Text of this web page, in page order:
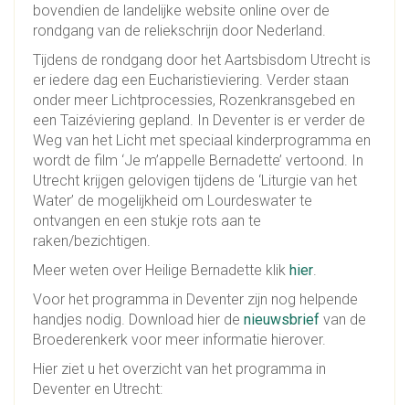
bovendien de landelijke website online over de
rondgang van de reliekschrijn door Nederland.
Tijdens de rondgang door het Aartsbisdom Utrecht is
er iedere dag een Eucharistieviering. Verder staan
onder meer Lichtprocessies, Rozenkransgebed en
een Taizéviering gepland. In Deventer is er verder de
Weg van het Licht met speciaal kinderprogramma en
wordt de film ‘Je m’appelle Bernadette’ vertoond. In
Utrecht krijgen gelovigen tijdens de ‘Liturgie van het
Water’ de mogelijkheid om Lourdeswater te
ontvangen en een stukje rots aan te
raken/bezichtigen.
Meer weten over Heilige Bernadette klik hier.
Voor het programma in Deventer zijn nog helpende
handjes nodig. Download hier de nieuwsbrief van de
Broederenkerk voor meer informatie hierover.
Hier ziet u het overzicht van het programma in
Deventer en Utrecht: